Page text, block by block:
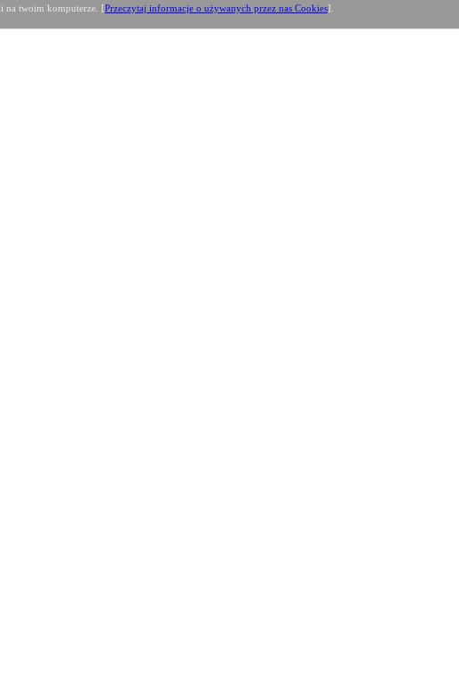
na twoim komputerze. [Przeczytaj informacje o używanych przez nas Cookies].